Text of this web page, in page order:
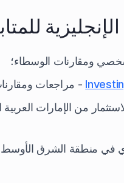
ومقارنات الوسطاء؛
- مراجعات
من الإمارات
في منطقة الشرق الأوسط